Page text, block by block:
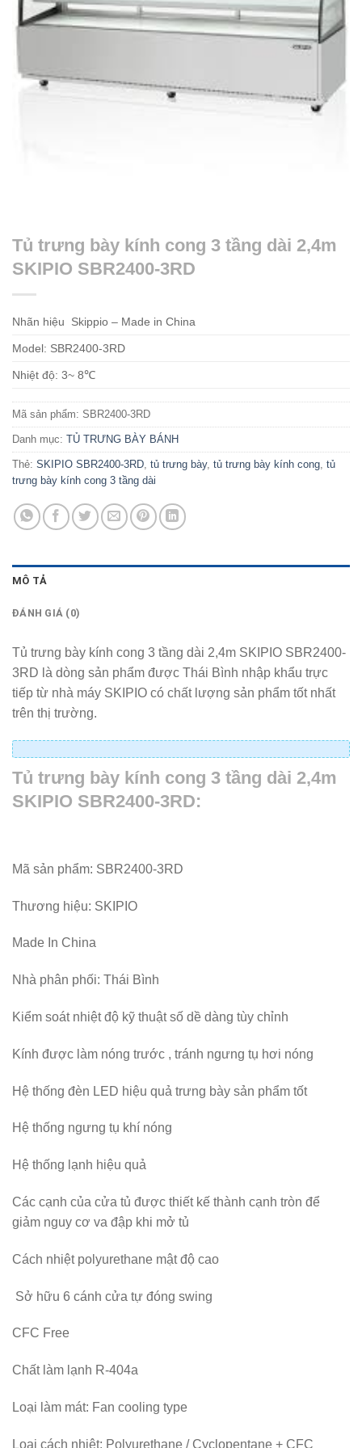
Tủ trưng bày kính cong 3 tầng dài 2,4m
SKIPIO SBR2400-3RD
Nhãn hiệu Skippio – Made in China
Model: SBR2400-3RD
Nhiệt độ: 3~ 8℃
Mã sản phẩm: SBR2400-3RD
Danh mục: TỦ TRƯNG BÀY BÁNH
Thẻ: SKIPIO SBR2400-3RD, tủ trưng bày, tủ trưng bày kính cong, tủ
trưng bày kính cong 3 tầng dài
MÔ TẢ
ĐÁNH GIÁ (0)
Tủ trưng bày kính cong 3 tầng dài 2,4m SKIPIO SBR2400-
3RD là dòng sản phẩm được Thái Bình nhập khẩu trực
tiếp từ nhà máy SKIPIO có chất lượng sản phẩm tốt nhất
trên thị trường.
Tủ trưng bày kính cong 3 tầng dài 2,4m
SKIPIO SBR2400-3RD:
Mã sản phẩm: SBR2400-3RD
Thương hiệu: SKIPIO
Made In China
Nhà phân phối: Thái Bình
Kiểm soát nhiệt độ kỹ thuật số dề dàng tùy chỉnh
Kính được làm nóng trước , tránh ngưng tụ hơi nóng
Hệ thống đèn LED hiệu quả trưng bày sản phẩm tốt
Hệ thống ngưng tụ khí nóng
Hệ thống lạnh hiệu quả
Các cạnh của cửa tủ được thiết kế thành cạnh tròn để
giảm nguy cơ va đập khi mở tủ
Cách nhiệt polyurethane mật độ cao
Sở hữu 6 cánh cửa tự đóng swing
CFC Free
Chất làm lạnh R-404a
Loại làm mát: Fan cooling type
Loại cách nhiệt: Polyurethane / Cyclopentane + CFC